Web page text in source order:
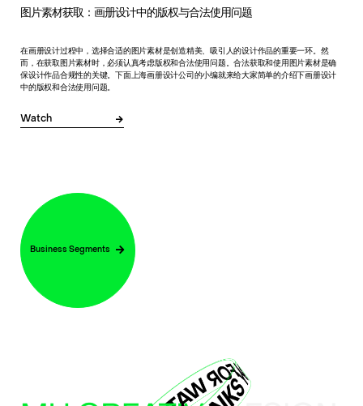
图片素材获取：画册设计中的版权与合法使用问题
在画册设计过程中，选择合适的图片素材是创造精美、吸引人的设计作品的重要一环。然
而，在获取图片素材时，必须认真考虑版权和合法使用问题。合法获取和使用图片素材是确
保设计作品合规性的关键。下面上海画册设计公司的小编就来给大家简单的介绍下画册设计
中的版权和合法使用问题。
Watch
Business Segments